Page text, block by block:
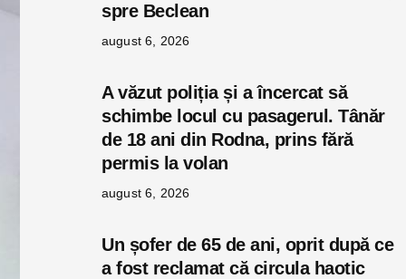
spre Beclean
august 6, 2026
A văzut poliția și a încercat să
schimbe locul cu pasagerul. Tânăr
de 18 ani din Rodna, prins fără
permis la volan
august 6, 2026
Un șofer de 65 de ani, oprit după ce
a fost reclamat că circula haotic